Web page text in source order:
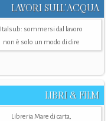
LAVORI SULL’ACQUA
Italsub: sommersi dal lavoro
non è solo un modo di dire
LIBRI & FILM
Libreria Mare di carta,